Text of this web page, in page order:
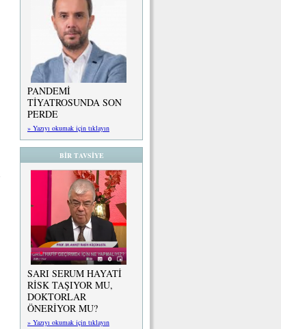
PANDEMİ
TİYATROSUNDA SON
PERDE
» Yazıyı okumak için tıklayın
BİR TAVSİYE
SARI SERUM HAYATİ
RİSK TAŞIYOR MU,
DOKTORLAR
ÖNERİYOR MU?
» Yazıyı okumak için tıklayın